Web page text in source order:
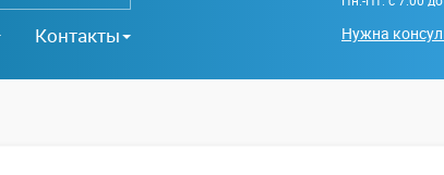
Контакты Нужна